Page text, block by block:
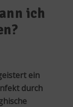
ich
ein
durch